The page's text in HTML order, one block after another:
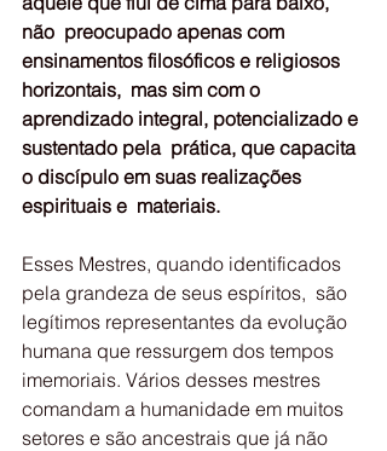
não  preocupado apenas com
ensinamentos filosóficos e religiosos
horizontais,  mas sim com o
aprendizado integral, potencializado e
sustentado pela  prática, que capacita
o discípulo em suas realizações
espirituais e  materiais.
Esses Mestres, quando identificados
pela grandeza de seus espíritos,  são
legítimos representantes da evolução
humana que ressurgem dos tempos
imemoriais. Vários desses mestres
comandam a humanidade em muitos
setores e são ancestrais que já não